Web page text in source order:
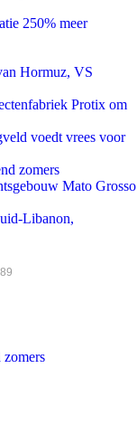
250% meer
Hormuz, VS
Protix om
voedt vrees voor
zomers
Mato Grosso
Libanon,
zomers